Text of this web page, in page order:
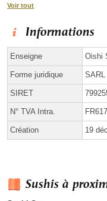
Voir tout
Informations
Enseigne Oishi
Forme juridique SARL
SIRET
N° TVA Intra.
Création 19
Sushis à